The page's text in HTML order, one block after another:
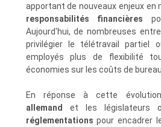
apportant de nouveaux enjeux en
responsabilités financières
Aujourd'hui, de nombreuses
privilégier le télétravail partiel
employés plus de flexibilité
économies sur les coûts de
En réponse à cette
allemand
et les législateurs
réglementations pour encadrer